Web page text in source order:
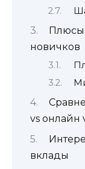
Плюсы
новичков
vs онлайн
вклады